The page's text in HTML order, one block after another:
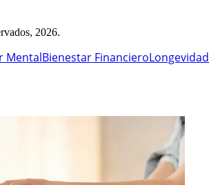
2026.
MentalBienestar FinancieroLongevidad